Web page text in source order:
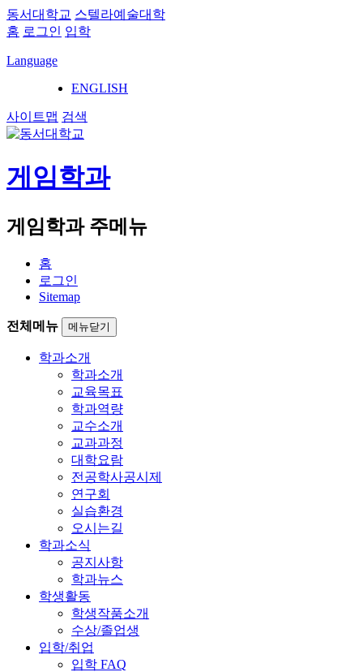
동서대학교 스텔라예술대학
홈 로그인 입학
Language
ENGLISH
사이트맵 검색
게임학과
게임학과 주메뉴
홈
로그인
Sitemap
전체메뉴 메뉴닫기
학과소개
학과소개
교육목표
학과역량
교수소개
교과과정
대학요람
전공학사공시제
연구회
실습환경
오시는길
학과소식
공지사항
학과뉴스
학생활동
학생작품소개
수상/졸업생
입학/취업
입학 FAQ